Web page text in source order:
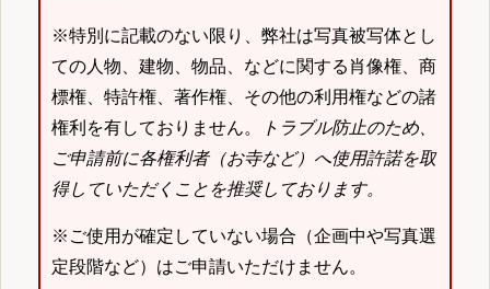
※特別に記載のない限り、弊社は写真被写体とし
ての人物、建物、物品、などに関する肖像権、商
標権、特許権、著作権、その他の利用権などの諸
権利を有しておりません。
トラブル防止のため、
ご申請前に各権利者（お寺など）へ使用許諾を取
得していただくことを推奨しております。
※ご使用が確定していない場合（企画中や写真選
定段階など）はご申請いただけません。